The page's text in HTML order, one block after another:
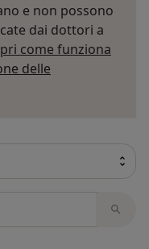
e non possono
dai dottori a
come funziona
delle